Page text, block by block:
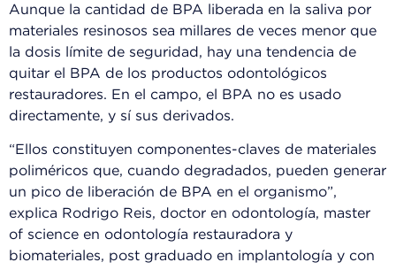
Aunque la cantidad de BPA liberada en la saliva por
materiales resinosos sea millares de veces menor que
la dosis límite de seguridad, hay una tendencia de
quitar el BPA de los productos odontológicos
restauradores. En el campo, el BPA no es usado
directamente, y sí sus derivados.
“Ellos constituyen componentes-claves de materiales
poliméricos que, cuando degradados, pueden generar
un pico de liberación de BPA en el organismo”,
explica Rodrigo Reis, doctor en odontología, master
of science en odontología restauradora y
biomateriales, post graduado en implantología y con